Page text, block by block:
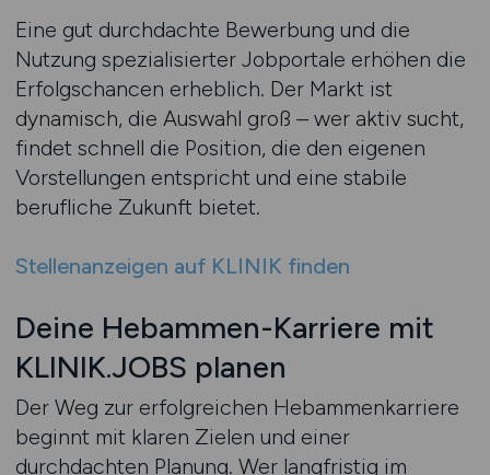
Eine gut durchdachte Bewerbung und die
Nutzung spezialisierter Jobportale erhöhen die
Erfolgschancen erheblich. Der Markt ist
dynamisch, die Auswahl groß – wer aktiv sucht,
findet schnell die Position, die den eigenen
Vorstellungen entspricht und eine stabile
berufliche Zukunft bietet.
Stellenanzeigen auf KLINIK finden
Deine Hebammen-Karriere mit
KLINIK.JOBS planen
Der Weg zur erfolgreichen Hebammenkarriere
beginnt mit klaren Zielen und einer
durchdachten Planung. Wer langfristig im